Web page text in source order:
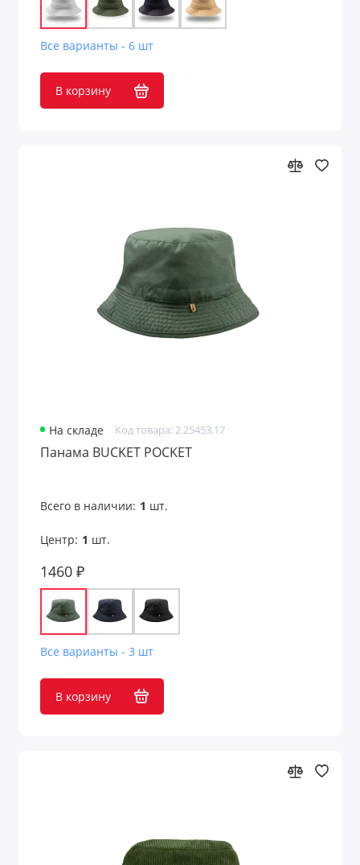
Все варианты - 6 шт
В корзину
На складе Код товара: 2.25453.17
Панама BUCKET POCKET
Всего в наличии: 1 шт.
Центр: 1 шт.
1460 ₽
Все варианты - 3 шт
В корзину